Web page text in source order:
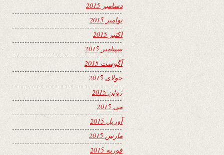
دسامبر 2015
نوامبر 2015
اکتبر 2015
سپتامبر 2015
آگوست 2015
جولای 2015
ژوئن 2015
می 2015
آوریل 2015
مارس 2015
فوریه 2015